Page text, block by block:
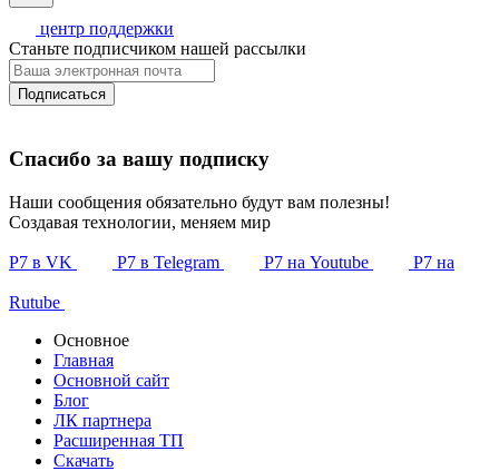
центр поддержки
Станьте подписчиком нашей рассылки
Подписаться
Спасибо за вашу подписку
Наши сообщения обязательно будут вам полезны!
Создавая технологии, меняем мир
Р7 в VK Р7 в Telegram Р7 на Youtube Р7 на
Rutube
Основное
Главная
Основной сайт
Блог
ЛК партнера
Расширенная ТП
Скачать